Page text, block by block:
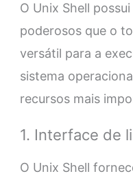
O Unix Shell
poderosos que o
versátil para a
sistema
recursos mais
1. Interface de
O Unix Shell